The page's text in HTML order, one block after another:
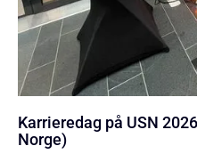
Karrieredag på USN
Norge)